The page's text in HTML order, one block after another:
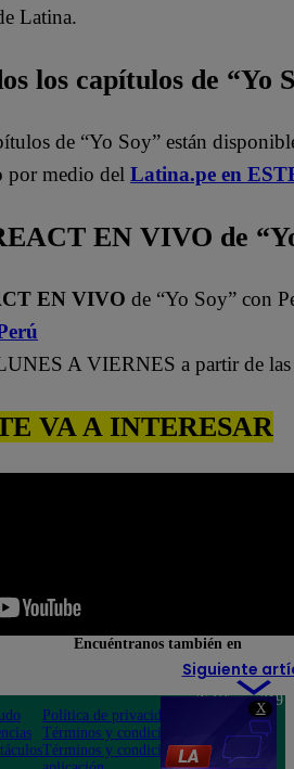
X
Latina.
los capítulos de “Yo
de “Yo Soy” están
por medio del Latina.pe en
EN VIVO de
EN VIVO de “Yo Soy” con
A VIERNES a partir de
VA A INTERESAR
Siguiente
Encuéntranos también en
Política de privacidad
Términos y condiciones
Términos y condiciones
Teléfono: 219
Av. San
Felipe 968